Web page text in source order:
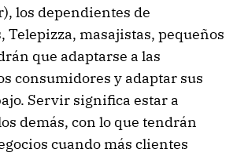
los dependientes de
Telepizza, masajistas, pequeños
que adaptarse a las
consumidores y adaptar sus
Servir significa estar a
demás, con lo que tendrán
cuando más clientes